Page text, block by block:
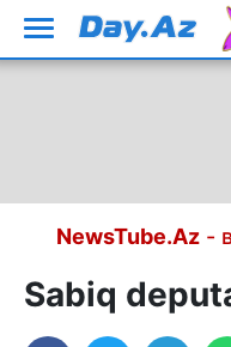
NewsTube.Az-
Sabiq